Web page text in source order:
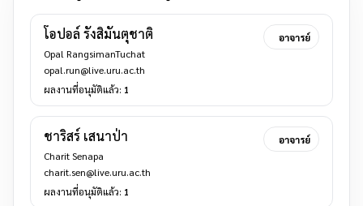
โอปอล์ รังสิมันตุชาติ
Opal RangsimanTuchat
opal.run@live.uru.ac.th
ผลงานที่อนุมัติแล้ว: 1
อาจารย์
ชาริสร์ เสนาป่า
Charit Senapa
charit.sen@live.uru.ac.th
ผลงานที่อนุมัติแล้ว: 1
อาจารย์